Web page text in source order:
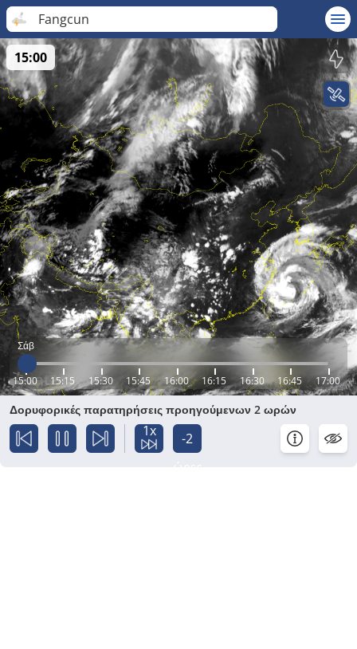
Fangcun
Σάβ
15:00 15:15 15:30 15:45 16:00 16:15 16:30 16:45 17:00
15:00
Δορυφορικές παρατηρήσεις προηγούμενων 2 ωρών
1x
-2